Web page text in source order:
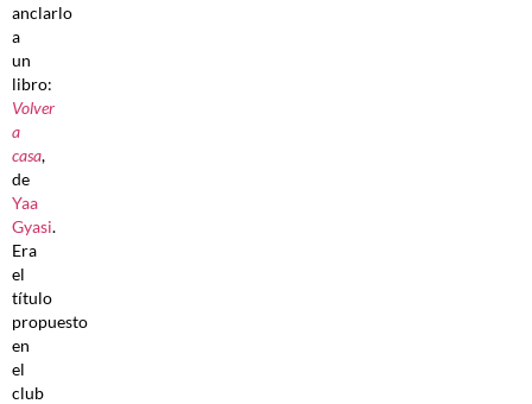
anclarlo
a
un
libro:
Volver
a
casa,
de
Yaa
Gyasi.
Era
el
título
propuesto
en
el
club